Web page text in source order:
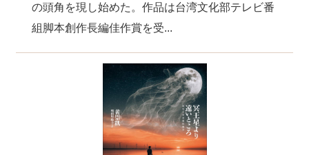
の頭角を現し始めた。作品は台湾文化部テレビ番
組脚本創作長編佳作賞を受...